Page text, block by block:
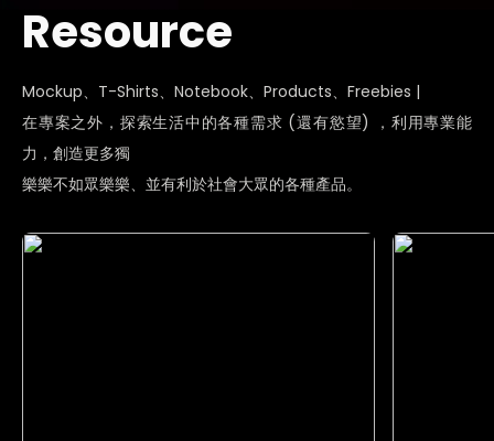
Resource
Mockup、T-Shirts、Notebook、Products、Freebies |
在專案之外，探索生活中的各種需求 (還有慾望) ，利用專業能
力，創造更多獨
樂樂不如眾樂樂、並有利於社會大眾的各種產品。